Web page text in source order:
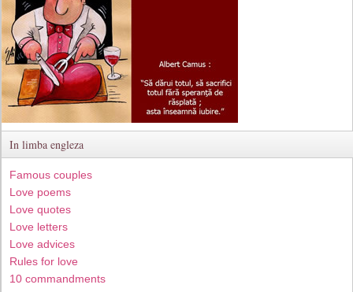
In limba engleza
Famous couples
Love poems
Love quotes
Love letters
Love advices
Rules for love
10 commandments